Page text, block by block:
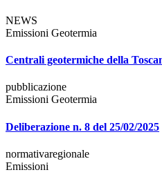
NEWS
Emissioni Geotermia
Centrali geotermiche della
pubblicazione
Emissioni Geotermia
Deliberazione n. 8 del 25/02/2025
normativaregionale
Emissioni